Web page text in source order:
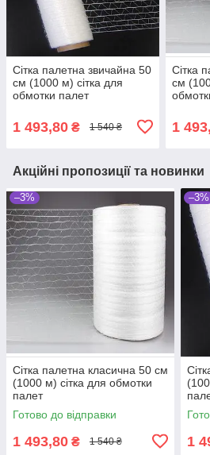
Сітка палетна звичайна 50
см (1000 м) сітка для
обмотки палет
1 493,80 ₴ 1 540 ₴
Сітка
см
1
Акційні пропозиції та новинки
–3%
Сітка палетна класична 50 см
(1000 м) сітка для обмотки
палет
Готово до відправки
1 493,80 ₴ 1 540 ₴
–3%
1